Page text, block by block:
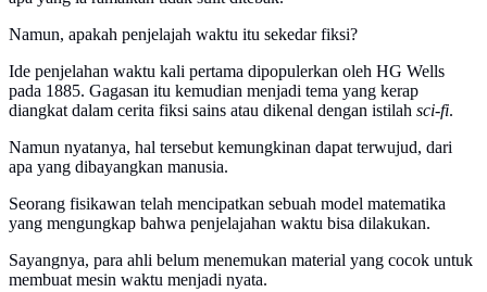
Namun, apakah penjelajah waktu itu sekedar fiksi?
Ide penjelahan waktu kali pertama dipopulerkan oleh HG Wells
pada 1885. Gagasan itu kemudian menjadi tema yang kerap
diangkat dalam cerita fiksi sains atau dikenal dengan istilah sci-fi.
Namun nyatanya, hal tersebut kemungkinan dapat terwujud, dari
apa yang dibayangkan manusia.
Seorang fisikawan telah mencipatkan sebuah model matematika
yang mengungkap bahwa penjelajahan waktu bisa dilakukan.
Sayangnya, para ahli belum menemukan material yang cocok untuk
membuat mesin waktu menjadi nyata.